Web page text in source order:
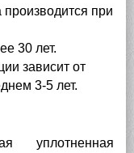
производится при
30 лет.
зависит от
3-5 лет.
уплотненная